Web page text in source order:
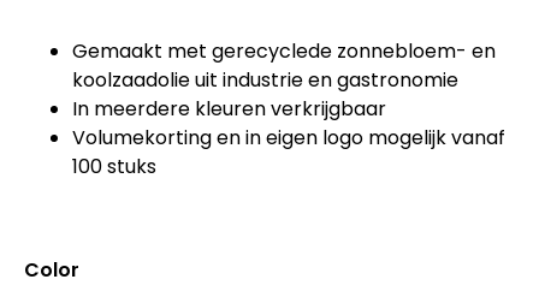
Gemaakt met gerecyclede zonnebloem- en
koolzaadolie uit industrie en gastronomie
In meerdere kleuren verkrijgbaar
Volumekorting en in eigen logo mogelijk vanaf
100 stuks
Color